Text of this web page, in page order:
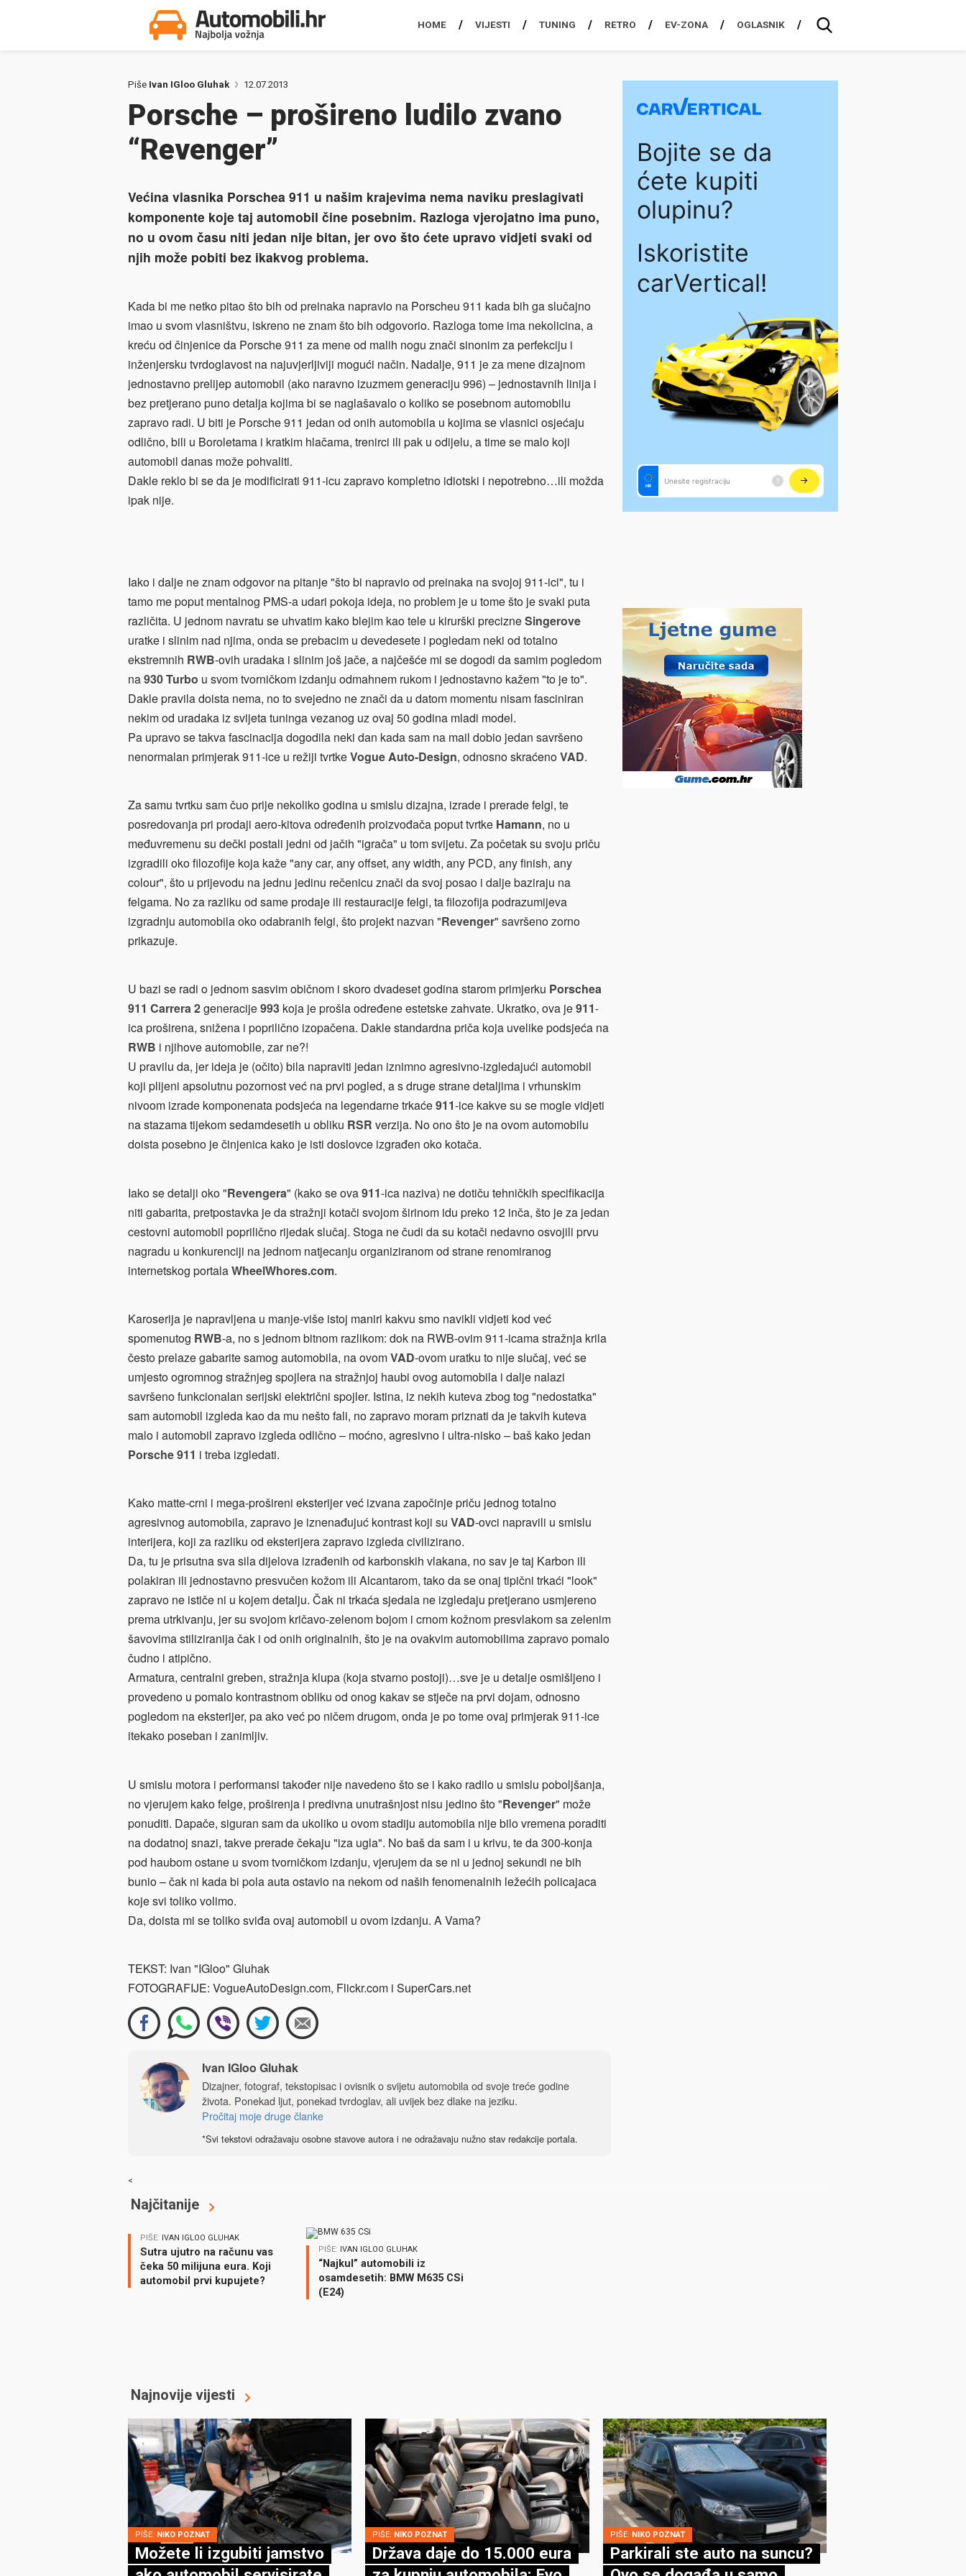
HOME VIJESTI TUNING RETRO EV-ZONA OGLASNIK
Piše Ivan IGloo Gluhak 12.07.2013
Porsche – prošireno ludilo zvano
“Revenger”
Većina vlasnika Porschea 911 u našim krajevima nema naviku preslagivati
komponente koje taj automobil čine posebnim. Razloga vjerojatno ima puno,
no u ovom času niti jedan nije bitan, jer ovo što ćete upravo vidjeti svaki od
njih može pobiti bez ikakvog problema.
Kada bi me netko pitao što bih od preinaka napravio na Porscheu 911 kada bih ga slučajno
imao u svom vlasništvu, iskreno ne znam što bih odgovorio. Razloga tome ima nekolicina, a
kreću od činjenice da Porsche 911 za mene od malih nogu znači sinonim za perfekciju i
inženjersku tvrdoglavost na najuvjerljiviji mogući način. Nadalje, 911 je za mene dizajnom
jednostavno prelijep automobil (ako naravno izuzmem generaciju 996) – jednostavnih linija i
bez pretjerano puno detalja kojima bi se naglašavalo o koliko se posebnom automobilu
zapravo radi. U biti je Porsche 911 jedan od onih automobila u kojima se vlasnici osjećaju
odlično, bili u Boroletama i kratkim hlačama, trenirci ili pak u odijelu, a time se malo koji
automobil danas može pohvaliti.
Dakle reklo bi se da je modificirati 911-icu zapravo kompletno idiotski i nepotrebno…ili možda
ipak nije.
Iako i dalje ne znam odgovor na pitanje "što bi napravio od preinaka na svojoj 911-ici", tu i
tamo me poput mentalnog PMS-a udari pokoja ideja, no problem je u tome što je svaki puta
različita. U jednom navratu se uhvatim kako blejim kao tele u kirurški precizneSingerove
uratke i slinim nad njima, onda se prebacim u devedesete i pogledam neki od totalno
ekstremnih RWB-ovih uradaka i slinim još jače, a najčešće mi se dogodi da samim pogledom
na930 Turbo u svom tvorničkom izdanju odmahnem rukom i jednostavno kažem "to je to".
Dakle pravila doista nema, no to svejedno ne znači da u datom momentu nisam fasciniran
nekim od uradaka iz svijeta tuninga vezanog uz ovaj 50 godina mladi model.
Pa upravo se takva fascinacija dogodila neki dan kada sam na mail dobio jedan savršeno
nenormalan primjerak 911-ice u režiji tvrtkeVogue Auto-Design, odnosno skraćenoVAD.
Za samu tvrtku sam čuo prije nekoliko godina u smislu dizajna, izrade i prerade felgi, te
posredovanja pri prodaji aero-kitova određenih proizvođača poput tvrtke Hamann, no u
međuvremenu su dečki postali jedni od jačih "igrača" u tom svijetu. Za početak su svoju priču
izgradili oko filozofije koja kaže "any car, any offset, any width, any PCD, any finish, any
colour", što u prijevodu na jednu jedinu rečenicu znači da svoj posao i dalje baziraju na
felgama. No za razliku od same prodaje ili restauracije felgi, ta filozofija podrazumijeva
izgradnju automobila oko odabranih felgi, što projekt nazvan "Revenger" savršeno zorno
prikazuje.
U bazi se radi o jednom sasvim običnom i skoro dvadeset godina starom primjerku Porschea
911 Carrera 2generacije993 koja je prošla određene estetske zahvate. Ukratko, ova je911-
ica proširena, snižena i poprilično izopačena. Dakle standardna priča koja uvelike podsjeća na
RWB i njihove automobile, zar ne?!
U pravilu da, jer ideja je (očito) bila napraviti jedan iznimno agresivno-izgledajući automobil
koji plijeni apsolutnu pozornost već na prvi pogled, a s druge strane detaljima i vrhunskim
nivoom izrade komponenata podsjeća na legendarne trkaće911-ice kakve su se mogle vidjeti
na stazama tijekom sedamdesetih u obliku RSR verzija. No ono što je na ovom automobilu
doista posebno je činjenica kako je isti doslovce izgrađen oko kotača.
Iako se detalji oko "Revengera" (kako se ova911-ica naziva) ne dotiču tehničkih specifikacija
niti gabarita, pretpostavka je da stražnji kotači svojom širinom idu preko 12 inča, što je za jedan
cestovni automobil poprilično rijedak slučaj. Stoga ne čudi da su kotači nedavno osvojili prvu
nagradu u konkurenciji na jednom natjecanju organiziranom od strane renomiranog
internetskog portalaWheelWhores.com.
Karoserija je napravljena u manje-više istoj maniri kakvu smo navikli vidjeti kod već
spomenutog RWB-a, no s jednom bitnom razlikom: dok na RWB-ovim 911-icama stražnja krila
često prelaze gabarite samog automobila, na ovomVAD-ovom uratku to nije slučaj, već se
umjesto ogromnog stražnjeg spojlera na stražnjoj haubi ovog automobila i dalje nalazi
savršeno funkcionalan serijski električni spojler. Istina, iz nekih kuteva zbog tog "nedostatka"
sam automobil izgleda kao da mu nešto fali, no zapravo moram priznati da je takvih kuteva
malo i automobil zapravo izgleda odlično – moćno, agresivno i ultra-nisko – baš kako jedan
Porsche 911 i treba izgledati.
Kako matte-crni i mega-prošireni eksterijer već izvana započinje priču jednog totalno
agresivnog automobila, zapravo je iznenađujuć kontrast koji su VAD-ovci napravili u smislu
interijera, koji za razliku od eksterijera zapravo izgleda civilizirano.
Da, tu je prisutna sva sila dijelova izrađenih od karbonskih vlakana, no sav je taj Karbon ili
polakiran ili jednostavno presvučen kožom ili Alcantarom, tako da se onaj tipični trkaći "look"
zapravo ne ističe ni u kojem detalju. Čak ni trkaća sjedala ne izgledaju pretjerano usmjereno
prema utrkivanju, jer su svojom kričavo-zelenom bojom i crnom kožnom presvlakom sa zelenim
šavovima stiliziranija čak i od onih originalnih, što je na ovakvim automobilima zapravo pomalo
čudno i atipično.
Armatura, centralni greben, stražnja klupa (koja stvarno postoji)…sve je u detalje osmišljeno i
provedeno u pomalo kontrastnom obliku od onog kakav se stječe na prvi dojam, odnosno
pogledom na eksterijer, pa ako već po ničem drugom, onda je po tome ovaj primjerak 911-ice
itekako poseban i zanimljiv.
U smislu motora i performansi također nije navedeno što se i kako radilo u smislu poboljšanja,
no vjerujem kako felge, proširenja i predivna unutrašnjost nisu jedino što "Revenger" može
ponuditi. Dapače, siguran sam da ukoliko u ovom stadiju automobila nije bilo vremena poraditi
na dodatnoj snazi, takve prerade čekaju "iza ugla". No baš da sam i u krivu, te da 300-konja
pod haubom ostane u svom tvorničkom izdanju, vjerujem da se ni u jednoj sekundi ne bih
bunio – čak ni kada bi pola auta ostavio na nekom od naših fenomenalnih ležećih policajaca
koje svi toliko volimo.
Da, doista mi se toliko sviđa ovaj automobil u ovom izdanju. A Vama?
TEKST: Ivan "IGloo" Gluhak
FOTOGRAFIJE: VogueAutoDesign.com, Flickr.com i SuperCars.net
Ivan IGloo Gluhak
Dizajner, fotograf, tekstopisac i ovisnik o svijetu automobila od svoje treće godine
života. Ponekad ljut, ponekad tvrdoglav, ali uvijek bez dlake na jeziku.
Pročitaj moje druge članke
*Svi tekstovi odražavaju osobne stavove autora i ne odražavaju nužno stav redakcije portala.
<
Najčitanije
PIŠE: IVAN IGLOO GLUHAK
Sutra ujutro na računu vas
čeka 50 milijuna eura. Koji
automobil prvi kupujete?
PIŠE: IVAN IGLOO GLUHAK
“Najkul” automobili iz
osamdesetih: BMW M635 CSi
(E24)
Najnovije vijesti
PIŠE: NIKO POZNAT
Možete li izgubiti jamstvo
PIŠE: NIKO POZNAT
Država daje do 15.000 eura
PIŠE: NIKO POZNAT
Parkirali ste auto na suncu?